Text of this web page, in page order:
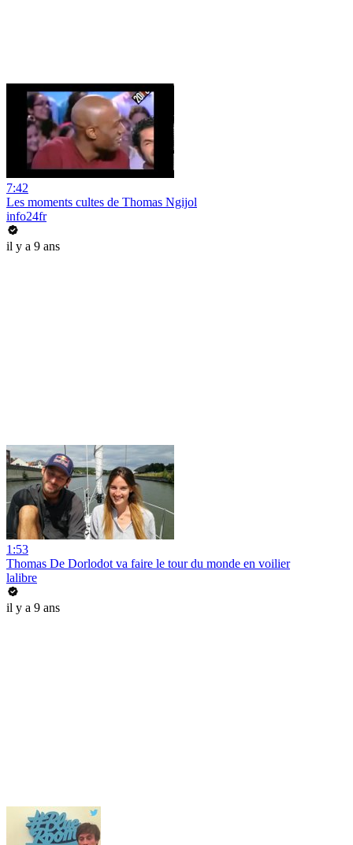
7:42
Les moments cultes de Thomas Ngijol
info24fr
il y a 9 ans
1:53
Thomas De Dorlodot va faire le tour du monde en voilier
lalibre
il y a 9 ans